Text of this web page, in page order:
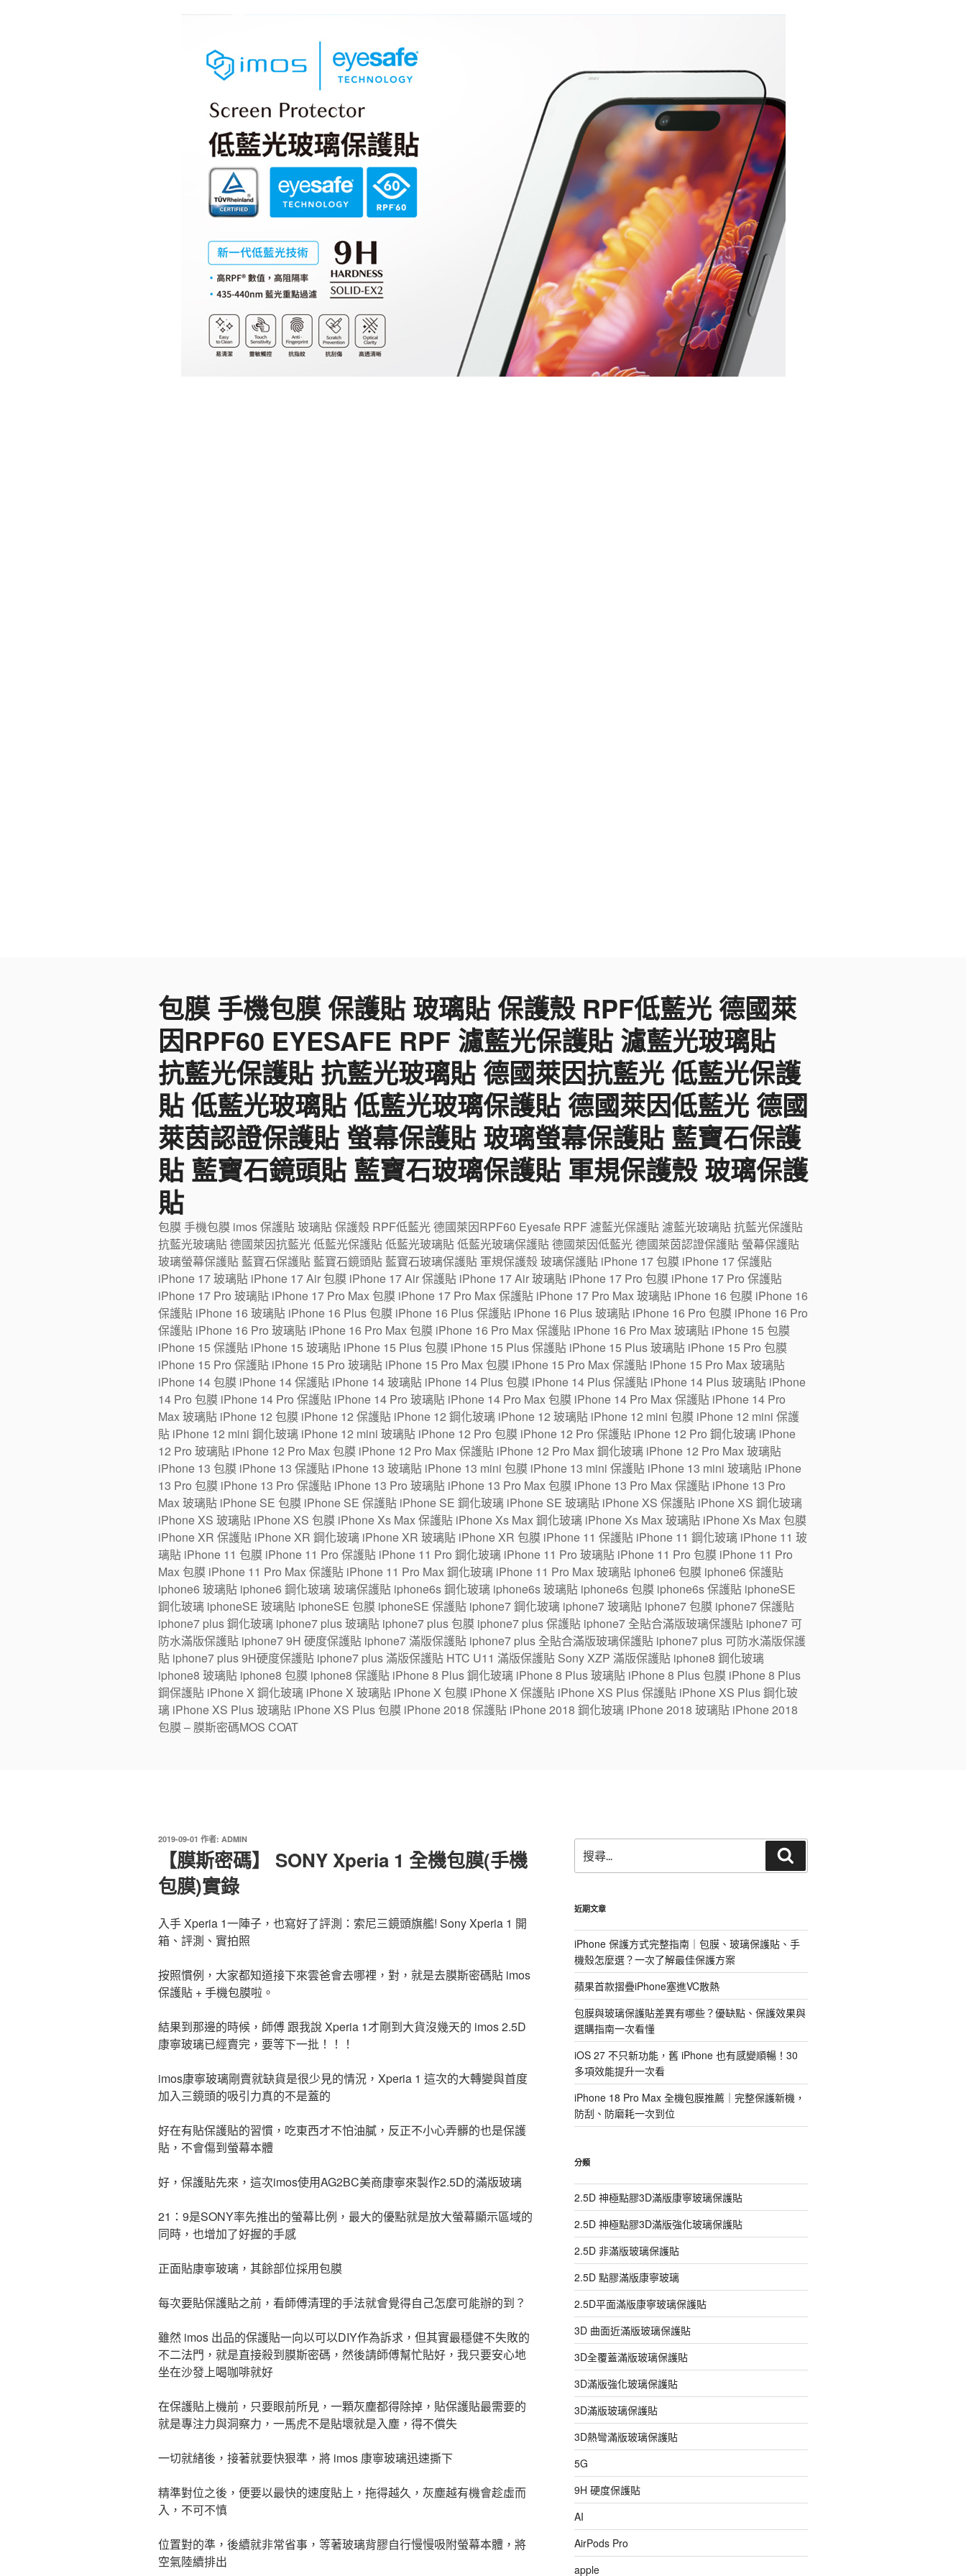
包膜 手機包膜 保護貼 玻璃貼 保護殼 RPF低藍光 德國萊
因RPF60 EYESAFE RPF 濾藍光保護貼 濾藍光玻璃貼
抗藍光保護貼 抗藍光玻璃貼 德國萊因抗藍光 低藍光保護
貼 低藍光玻璃貼 低藍光玻璃保護貼 德國萊因低藍光 德國
萊茵認證保護貼 螢幕保護貼 玻璃螢幕保護貼 藍寶石保護
貼 藍寶石鏡頭貼 藍寶石玻璃保護貼 軍規保護殼 玻璃保護
貼
包膜 手機包膜 imos 保護貼 玻璃貼 保護殼 RPF低藍光 德國萊因RPF60 Eyesafe RPF 濾藍光保護貼 濾藍光玻璃貼 抗藍光保護貼
抗藍光玻璃貼 德國萊因抗藍光 低藍光保護貼 低藍光玻璃貼 低藍光玻璃保護貼 德國萊因低藍光 德國萊茵認證保護貼 螢幕保護貼
玻璃螢幕保護貼 藍寶石保護貼 藍寶石鏡頭貼 藍寶石玻璃保護貼 軍規保護殼 玻璃保護貼 iPhone 17 包膜 iPhone 17 保護貼
iPhone 17 玻璃貼 iPhone 17 Air 包膜 iPhone 17 Air 保護貼 iPhone 17 Air 玻璃貼 iPhone 17 Pro 包膜 iPhone 17 Pro 保護貼
iPhone 17 Pro 玻璃貼 iPhone 17 Pro Max 包膜 iPhone 17 Pro Max 保護貼 iPhone 17 Pro Max 玻璃貼 iPhone 16 包膜 iPhone 16
保護貼 iPhone 16 玻璃貼 iPhone 16 Plus 包膜 iPhone 16 Plus 保護貼 iPhone 16 Plus 玻璃貼 iPhone 16 Pro 包膜 iPhone 16 Pro
保護貼 iPhone 16 Pro 玻璃貼 iPhone 16 Pro Max 包膜 iPhone 16 Pro Max 保護貼 iPhone 16 Pro Max 玻璃貼 iPhone 15 包膜
iPhone 15 保護貼 iPhone 15 玻璃貼 iPhone 15 Plus 包膜 iPhone 15 Plus 保護貼 iPhone 15 Plus 玻璃貼 iPhone 15 Pro 包膜
iPhone 15 Pro 保護貼 iPhone 15 Pro 玻璃貼 iPhone 15 Pro Max 包膜 iPhone 15 Pro Max 保護貼 iPhone 15 Pro Max 玻璃貼
iPhone 14 包膜 iPhone 14 保護貼 iPhone 14 玻璃貼 iPhone 14 Plus 包膜 iPhone 14 Plus 保護貼 iPhone 14 Plus 玻璃貼 iPhone
14 Pro 包膜 iPhone 14 Pro 保護貼 iPhone 14 Pro 玻璃貼 iPhone 14 Pro Max 包膜 iPhone 14 Pro Max 保護貼 iPhone 14 Pro
Max 玻璃貼 iPhone 12 包膜 iPhone 12 保護貼 iPhone 12 鋼化玻璃 iPhone 12 玻璃貼 iPhone 12 mini 包膜 iPhone 12 mini 保護
貼 iPhone 12 mini 鋼化玻璃 iPhone 12 mini 玻璃貼 iPhone 12 Pro 包膜 iPhone 12 Pro 保護貼 iPhone 12 Pro 鋼化玻璃 iPhone
12 Pro 玻璃貼 iPhone 12 Pro Max 包膜 iPhone 12 Pro Max 保護貼 iPhone 12 Pro Max 鋼化玻璃 iPhone 12 Pro Max 玻璃貼
iPhone 13 包膜 iPhone 13 保護貼 iPhone 13 玻璃貼 iPhone 13 mini 包膜 iPhone 13 mini 保護貼 iPhone 13 mini 玻璃貼 iPhone
13 Pro 包膜 iPhone 13 Pro 保護貼 iPhone 13 Pro 玻璃貼 iPhone 13 Pro Max 包膜 iPhone 13 Pro Max 保護貼 iPhone 13 Pro
Max 玻璃貼 iPhone SE 包膜 iPhone SE 保護貼 iPhone SE 鋼化玻璃 iPhone SE 玻璃貼 iPhone XS 保護貼 iPhone XS 鋼化玻璃
iPhone XS 玻璃貼 iPhone XS 包膜 iPhone Xs Max 保護貼 iPhone Xs Max 鋼化玻璃 iPhone Xs Max 玻璃貼 iPhone Xs Max 包膜
iPhone XR 保護貼 iPhone XR 鋼化玻璃 iPhone XR 玻璃貼 iPhone XR 包膜 iPhone 11 保護貼 iPhone 11 鋼化玻璃 iPhone 11 玻
璃貼 iPhone 11 包膜 iPhone 11 Pro 保護貼 iPhone 11 Pro 鋼化玻璃 iPhone 11 Pro 玻璃貼 iPhone 11 Pro 包膜 iPhone 11 Pro
Max 包膜 iPhone 11 Pro Max 保護貼 iPhone 11 Pro Max 鋼化玻璃 iPhone 11 Pro Max 玻璃貼 iphone6 包膜 iphone6 保護貼
iphone6 玻璃貼 iphone6 鋼化玻璃 玻璃保護貼 iphone6s 鋼化玻璃 iphone6s 玻璃貼 iphone6s 包膜 iphone6s 保護貼 iphoneSE
鋼化玻璃 iphoneSE 玻璃貼 iphoneSE 包膜 iphoneSE 保護貼 iphone7 鋼化玻璃 iphone7 玻璃貼 iphone7 包膜 iphone7 保護貼
iphone7 plus 鋼化玻璃 iphone7 plus 玻璃貼 iphone7 plus 包膜 iphone7 plus 保護貼 iphone7 全貼合滿版玻璃保護貼 iphone7 可
防水滿版保護貼 iphone7 9H 硬度保護貼 iphone7 滿版保護貼 iphone7 plus 全貼合滿版玻璃保護貼 iphone7 plus 可防水滿版保護
貼 iphone7 plus 9H硬度保護貼 iphone7 plus 滿版保護貼 HTC U11 滿版保護貼 Sony XZP 滿版保護貼 iphone8 鋼化玻璃
iphone8 玻璃貼 iphone8 包膜 iphone8 保護貼 iPhone 8 Plus 鋼化玻璃 iPhone 8 Plus 玻璃貼 iPhone 8 Plus 包膜 iPhone 8 Plus
鋼保護貼 iPhone X 鋼化玻璃 iPhone X 玻璃貼 iPhone X 包膜 iPhone X 保護貼 iPhone XS Plus 保護貼 iPhone XS Plus 鋼化玻
璃 iPhone XS Plus 玻璃貼 iPhone XS Plus 包膜 iPhone 2018 保護貼 iPhone 2018 鋼化玻璃 iPhone 2018 玻璃貼 iPhone 2018
包膜 – 膜斯密碼MOS COAT
發
2019-09-01 作者: ADMIN
【膜斯密碼】 SONY Xperia 1 全機包膜(手機
包膜)實錄
入手 Xperia 1一陣子，也寫好了評測：索尼三鏡頭旗艦! Sony Xperia 1 開
箱、評測、實拍照
按照慣例，大家都知道接下來雲爸會去哪裡，對，就是去膜斯密碼貼 imos
保護貼 + 手機包膜啦。
結果到那邊的時候，師傅 跟我說 Xperia 1才剛到大貨沒幾天的 imos 2.5D
康寧玻璃已經賣完，要等下一批！！！
imos康寧玻璃剛賣就缺貨是很少見的情況，Xperia 1 這次的大轉變與首度
加入三鏡頭的吸引力真的不是蓋的
好在有貼保護貼的習慣，吃東西才不怕油膩，反正不小心弄髒的也是保護
貼，不會傷到螢幕本體
好，保護貼先來，這次imos使用AG2BC美商康寧來製作2.5D的滿版玻璃
21：9是SONY率先推出的螢幕比例，最大的優點就是放大螢幕顯示區域的
同時，也增加了好握的手感
正面貼康寧玻璃，其餘部位採用包膜
每次要貼保護貼之前，看師傅清理的手法就會覺得自己怎麼可能辦的到？
雖然 imos 出品的保護貼一向以可以DIY作為訴求，但其實最穩健不失敗的
不二法門，就是直接殺到膜斯密碼，然後請師傅幫忙貼好，我只要安心地
坐在沙發上喝咖啡就好
在保護貼上機前，只要眼前所見，一顆灰塵都得除掉，貼保護貼最需要的
就是專注力與洞察力，一馬虎不是貼壞就是入塵，得不償失
一切就緒後，接著就要快狠準，將 imos 康寧玻璃迅速撕下
精準對位之後，便要以最快的速度貼上，拖得越久，灰塵越有機會趁虛而
入，不可不慎
位置對的準，後續就非常省事，等著玻璃背膠自行慢慢吸附螢幕本體，將
空氣陸續排出
尋
關
字:
尋
近期文章
iPhone 保護方式完整指南｜包膜、玻璃保護貼、手
機殼怎麼選？一次了解最佳保護方案
蘋果首款摺疊iPhone塞進VC散熱
包膜與玻璃保護貼差異有哪些？優缺點、保護效果與
選購指南一次看懂
iOS 27 不只新功能，舊 iPhone 也有感變順暢！30
多項效能提升一次看
iPhone 18 Pro Max 全機包膜推薦｜完整保護新機，
防刮、防磨耗一次到位
分類
2.5D 神極點膠3D滿版康寧玻璃保護貼
2.5D 神極點膠3D滿版強化玻璃保護貼
2.5D 非滿版玻璃保護貼
2.5D 點膠滿版康寧玻璃
2.5D平面滿版康寧玻璃保護貼
3D 曲面近滿版玻璃保護貼
3D全覆蓋滿版玻璃保護貼
3D滿版強化玻璃保護貼
3D滿版玻璃保護貼
3D熱彎滿版玻璃保護貼
5G
9H 硬度保護貼
AI
AirPods Pro
apple